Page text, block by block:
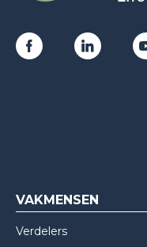
VAKMENSEN
Verdelers